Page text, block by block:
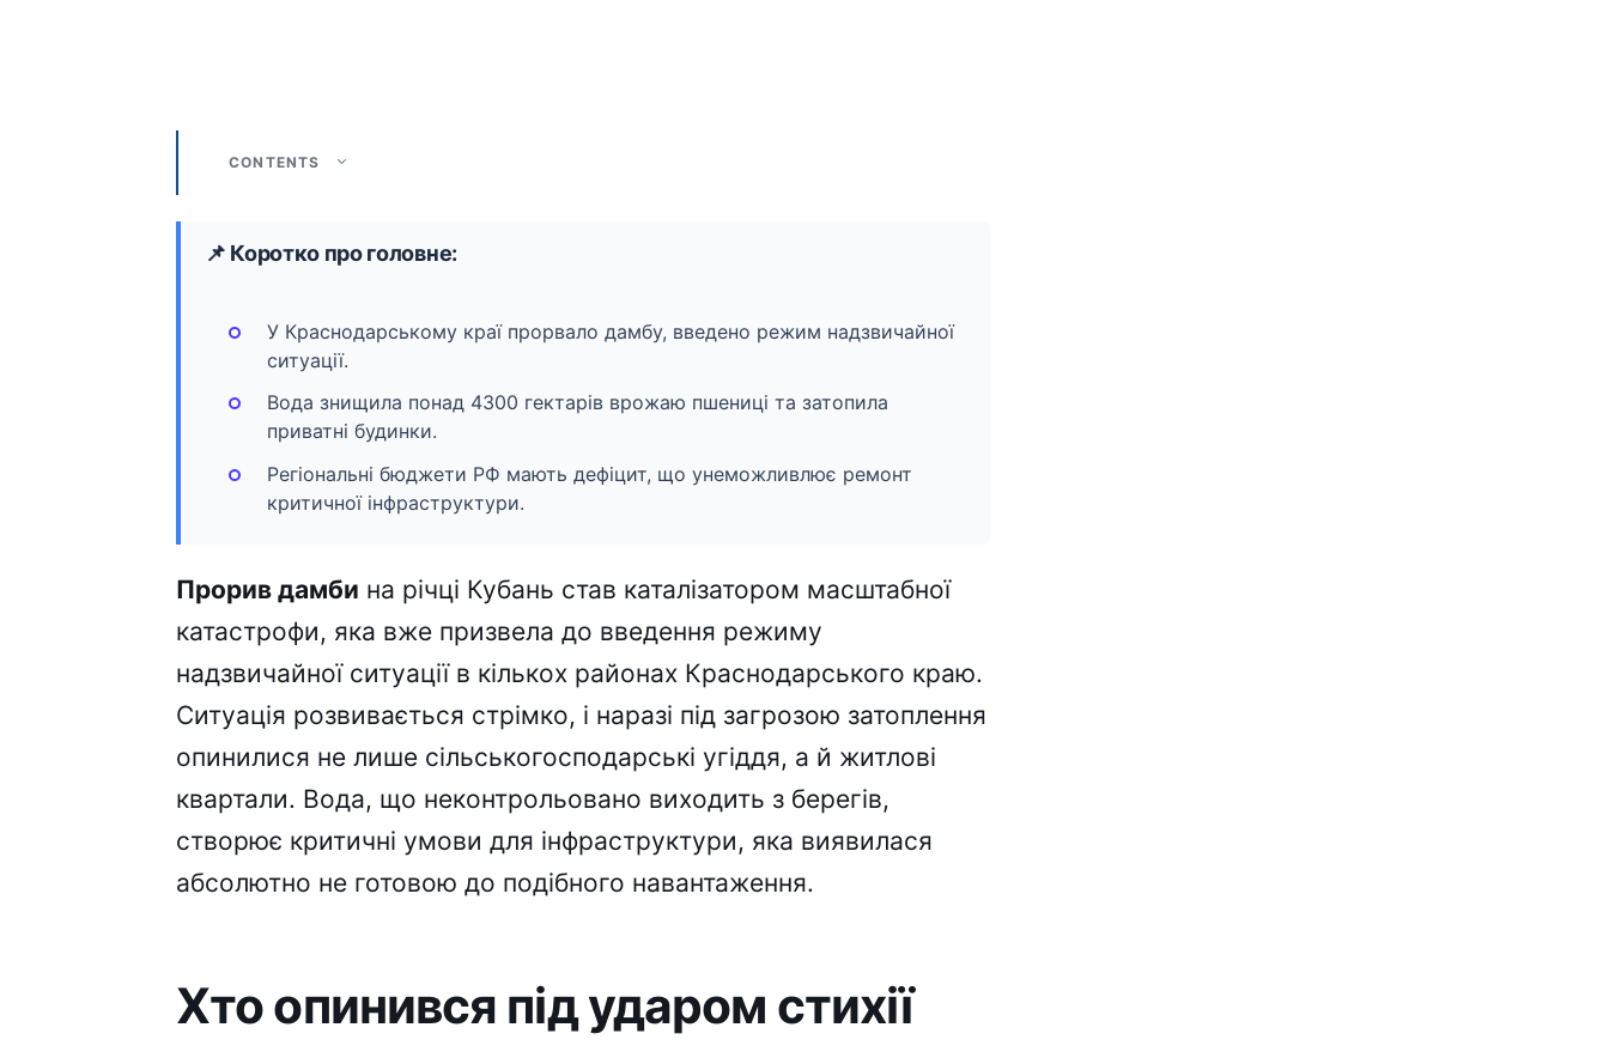
CONTENTS
📌 Коротко про головне:
У Краснодарському краї прорвало дамбу, введено режим надзвичайної
ситуації.
Вода знищила понад 4300 гектарів врожаю пшениці та затопила
приватні будинки.
Регіональні бюджети РФ мають дефіцит, що унеможливлює ремонт
критичної інфраструктури.
Прорив дамби на річці Кубань став каталізатором масштабної
катастрофи, яка вже призвела до введення режиму
надзвичайної ситуації в кількох районах Краснодарського краю.
Ситуація розвивається стрімко, і наразі під загрозою затоплення
опинилися не лише сільськогосподарські угіддя, а й житлові
квартали. Вода, що неконтрольовано виходить з берегів,
створює критичні умови для інфраструктури, яка виявилася
абсолютно не готовою до подібного навантаження.
Хто опинився під ударом стихії